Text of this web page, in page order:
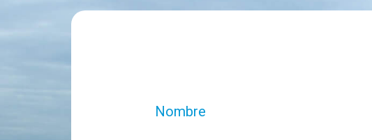
Nombre